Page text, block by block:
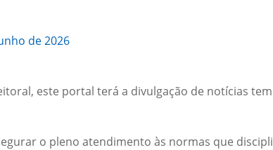
de 2026
este portal terá a divulgação de notícias
o pleno atendimento às normas que